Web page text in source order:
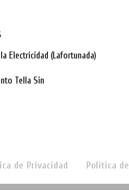
Electricidad (Lafortunada)
Tella Sin
de Privacidad Política